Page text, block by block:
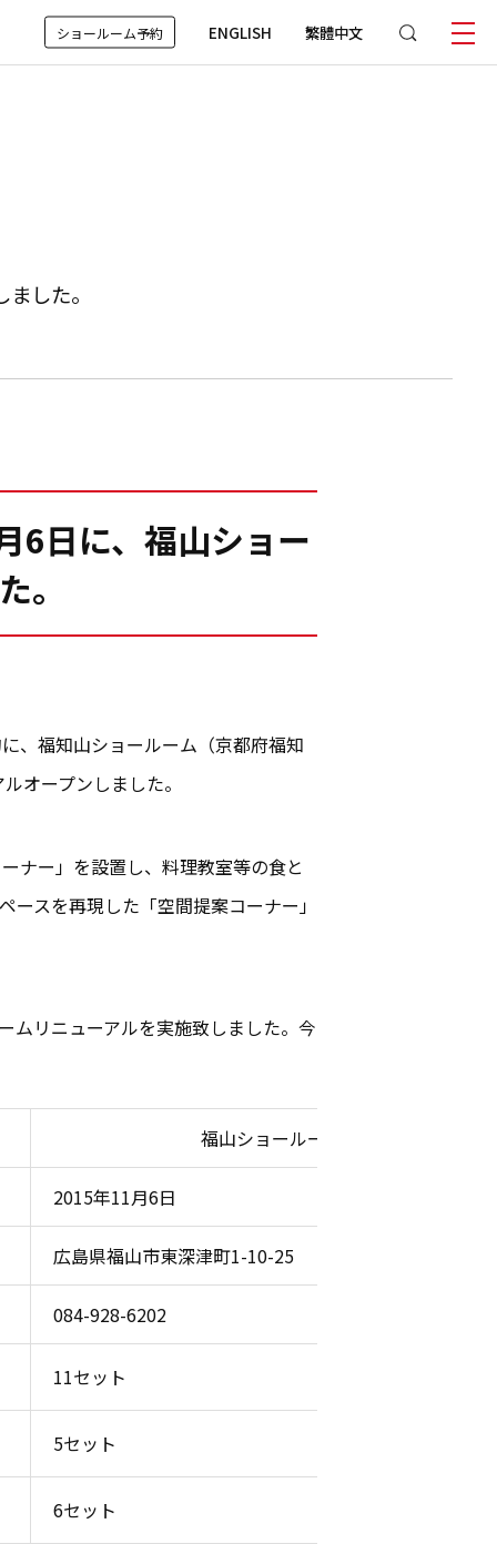
ショールーム予約 ENGLISH 繁體中文
した。
6日に、福山ショー
。
、福知山ショールーム（京都府福知
オープンしました。
ナー」を設置し、料理教室等の食と
スを再現した「空間提案コーナー」
ムリニューアルを実施致しました。今
福山ショールーム
2015年11月6日
広島県福山市東深津町1-10-25
084-928-6202
11セット
5セット
6セット